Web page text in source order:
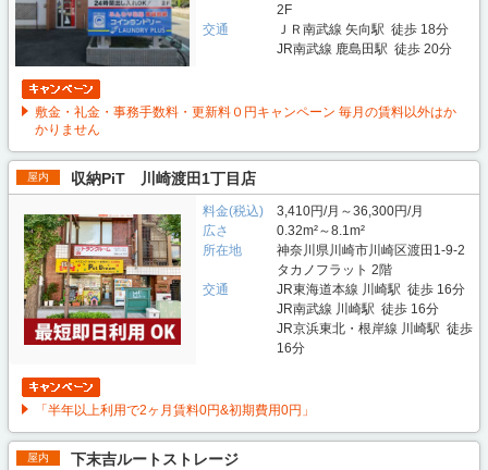
2F
交通
ＪＲ南武線 矢向駅 徒歩 18分
JR南武線 鹿島田駅 徒歩 20分
敷金・礼金・事務手数料・更新料０円キャンペーン 毎月の賃料以外はか
かりません
屋内 収納PiT 川崎渡田1丁目店
料金(税込)
3,410円/月～36,300円/月
広さ
0.32m²～8.1m²
所在地
神奈川県川崎市川崎区渡田1-9-2
タカノフラット 2階
交通
JR東海道本線 川崎駅 徒歩 16分
JR南武線 川崎駅 徒歩 16分
JR京浜東北・根岸線 川崎駅 徒歩
16分
「半年以上利用で2ヶ月賃料0円&初期費用0円」
屋内 下末吉ルートストレージ